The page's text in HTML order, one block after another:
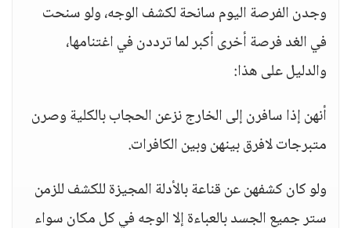
وجدن الفرصة اليوم سانحة لكشف الوجه، ولو سنحت
في الغد فرصة أخرى أكبر لما ترددن في اغتنامها،
والدليل على هذا:
أنهن إذا سافرن إلى الخارج نزعن الحجاب بالكلية وصرن
متبرجات لافرق بينهن وبين الكافرات.
ولو كان كشفهن عن قناعة بالأدلة المجيزة للكشف للزمن
ستر جميع الجسد بالعباءة إلا الوجه في كل مكان سواء